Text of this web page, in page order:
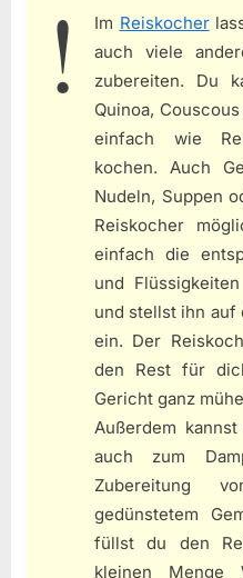
Im Reiskocher
auch viele
zubereiten. Du
Quinoa,
einfach wie
kochen. Auch
Nudeln, Suppen
Reiskocher
einfach die
und
und stellst ihn auf
ein. Der
den Rest für
Gericht ganz
Außerdem
auch zum
Zubereitung
gedünstetem
füllst du den
kleinen Menge